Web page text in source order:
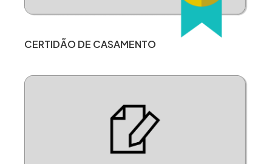
CERTIDÃO DE CASAMENTO